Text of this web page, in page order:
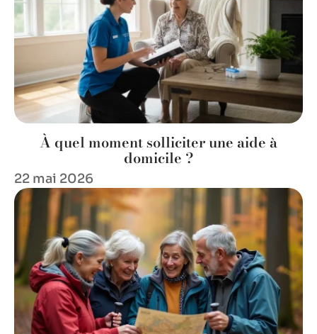
À quel moment solliciter une aide à
domicile ?
22 mai 2026